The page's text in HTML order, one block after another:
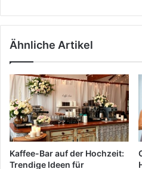
Eine
Flitterwochen
Die meisten Paare
heutzutage online
Eine Reiseversicherung
Haftpflicht und
empfohlen
Informieren Sie sich
Ähnliche Artikel
Kaffee-Bar auf der Hochzeit:
Trendige Ideen für